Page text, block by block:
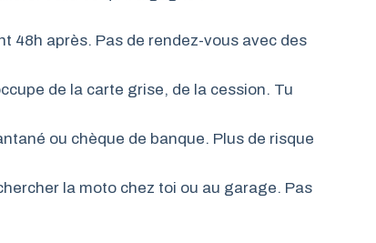
48h après. Pas de rendez-vous avec des
de la carte grise, de la cession. Tu
ou chèque de banque. Plus de risque
la moto chez toi ou au garage. Pas